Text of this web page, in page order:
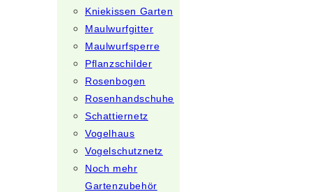
Kniekissen Garten
Maulwurfgitter
Maulwurfsperre
Pflanzschilder
Rosenbogen
Rosenhandschuhe
Schattiernetz
Vogelhaus
Vogelschutznetz
Noch mehr
Gartenzubehör